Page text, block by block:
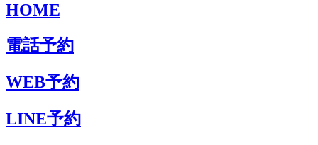
HOME
電話予約
WEB予約
LINE予約